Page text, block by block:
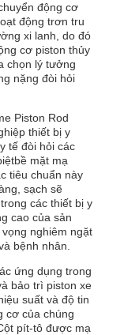
động cơ
động trơn tru
xi lanh, do đó
cơ piston thủy
chọn lý tưởng
nặng đòi hỏi
Piston Rod
thiết bị y
tế đòi hỏi các
mặt mạ
tiêu chuẩn này
sạch sẽ
các thiết bị y
cao của sản
nghiêm ngặt
bệnh nhân.
ứng dụng trong
bảo trì piston xe
suất và độ tin
cơ của chúng
pít-tô được mạ